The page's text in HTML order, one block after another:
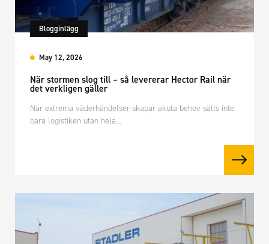
Blogginlägg
May 12, 2026
När stormen slog till – så levererar Hector Rail när
det verkligen gäller
När extrema väderhändelser skapar akuta behov sätts inte
bara logistiken utan hela…